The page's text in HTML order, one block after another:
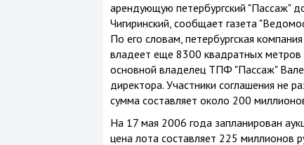
арендующую петербургский "Пассаж"
Чигиринский, сообщает газета
По его словам, петербургская
владеет еще 8300 квадратных
основной владелец ТПФ "Пассаж"
директора. Участники соглашения не
сумма составляет около 200
На 17 мая 2006 года запланирован
цена лота составляет 225 миллионов